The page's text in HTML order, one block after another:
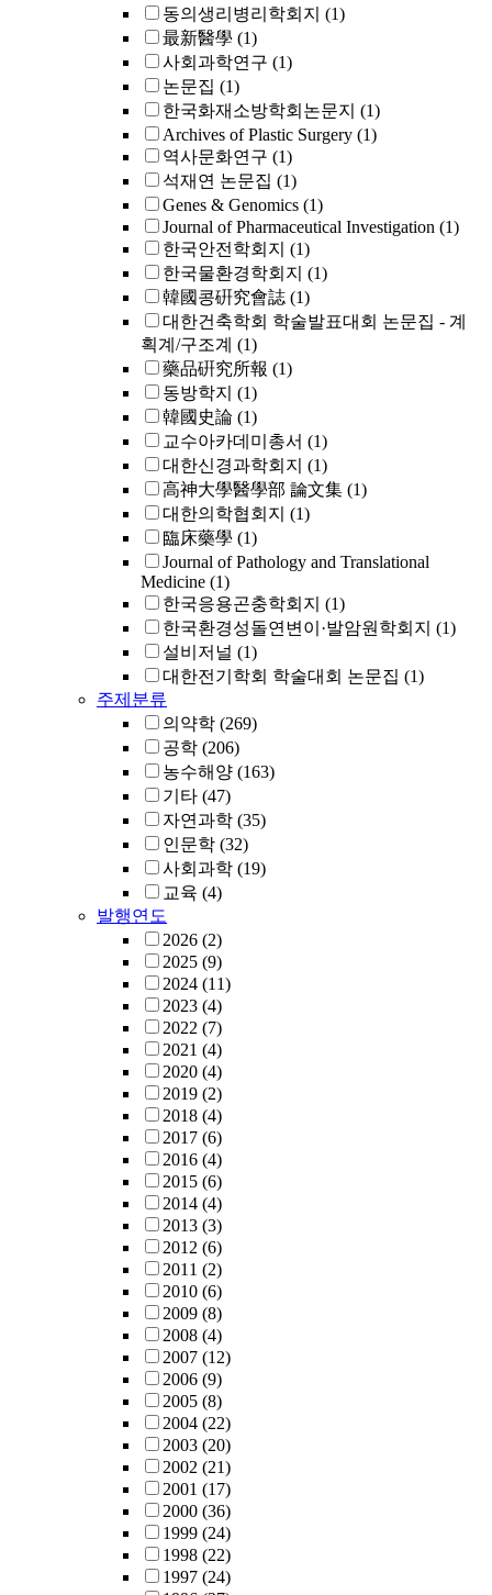
동의생리병리학회지 (1)
最新醫學 (1)
사회과학연구 (1)
논문집 (1)
한국화재소방학회논문지 (1)
Archives of Plastic Surgery (1)
역사문화연구 (1)
석재연 논문집 (1)
Genes & Genomics (1)
Journal of Pharmaceutical Investigation (1)
한국안전학회지 (1)
한국물환경학회지 (1)
韓國콩硏究會誌 (1)
대한건축학회 학술발표대회 논문집 - 계
획계/구조계 (1)
藥品硏究所報 (1)
동방학지 (1)
韓國史論 (1)
교수아카데미총서 (1)
대한신경과학회지 (1)
高神大學醫學部 論文集 (1)
대한의학협회지 (1)
臨床藥學 (1)
Journal of Pathology and Translational
Medicine (1)
한국응용곤충학회지 (1)
한국환경성돌연변이·발암원학회지 (1)
설비저널 (1)
대한전기학회 학술대회 논문집 (1)
주제분류
의약학 (269)
공학 (206)
농수해양 (163)
기타 (47)
자연과학 (35)
인문학 (32)
사회과학 (19)
교육 (4)
발행연도
2026 (2)
2025 (9)
2024 (11)
2023 (4)
2022 (7)
2021 (4)
2020 (4)
2019 (2)
2018 (4)
2017 (6)
2016 (4)
2015 (6)
2014 (4)
2013 (3)
2012 (6)
2011 (2)
2010 (6)
2009 (8)
2008 (4)
2007 (12)
2006 (9)
2005 (8)
2004 (22)
2003 (20)
2002 (21)
2001 (17)
2000 (36)
1999 (24)
1998 (22)
1997 (24)